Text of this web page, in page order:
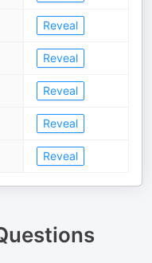
Reveal
Reveal
Reveal
Reveal
Reveal